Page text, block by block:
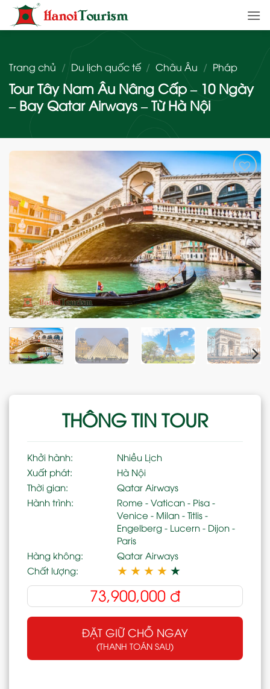
qua
nội
Trang chủ / Du lịch quốc tế / Châu Âu / Pháp
Tour Tây Nam Âu Nâng Cấp – 10 Ngày
– Bay Qatar Airways – Từ Hà Nội
Add
to
wishlist
THÔNG TIN TOUR
Khởi hành:
Nhiều Lịch
Xuất phát:
Hà Nội
Thời gian:
Qatar Airways
Hành trình:
Rome - Vatican - Pisa -
Venice - Milan - Titlis -
Engelberg - Lucern - Dijon -
Paris
Hàng không:
Qatar Airways
Chất lượng:
★ ★ ★ ★ ★
73,900,000 đ
ĐẶT GIỮ CHỖ NGAY
(THANH TOÁN SAU)